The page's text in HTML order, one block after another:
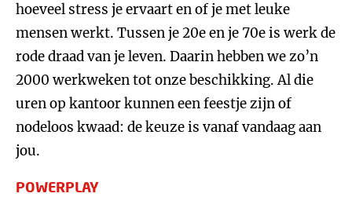
hoeveel stress je ervaart en of je met leuke
mensen werkt. Tussen je 20e en je 70e is werk de
rode draad van je leven. Daarin hebben we zo’n
2000 werkweken tot onze beschikking. Al die
uren op kantoor kunnen een feestje zijn of
nodeloos kwaad: de keuze is vanaf vandaag aan
jou.
POWERPLAY